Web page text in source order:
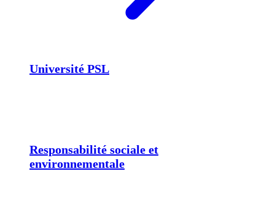
Université PSL
Responsabilité sociale et
environnementale